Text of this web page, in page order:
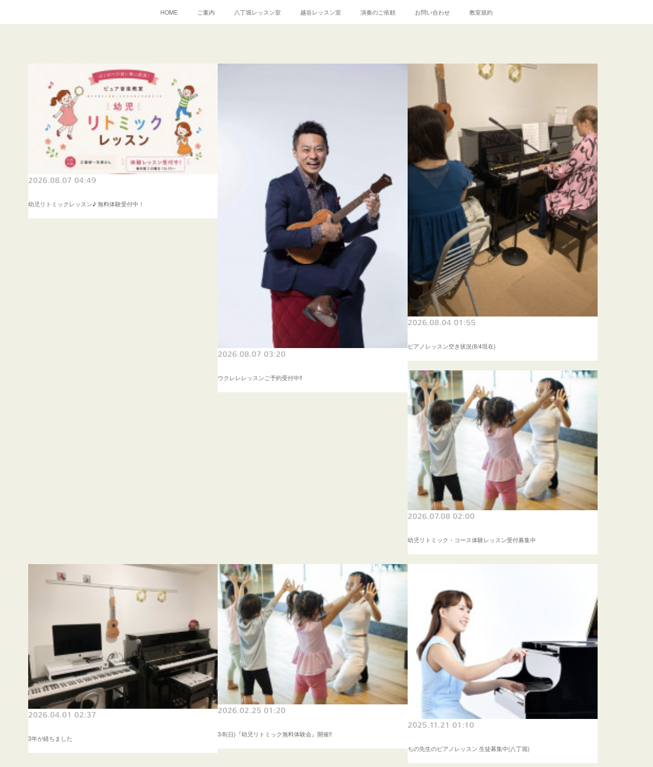
HOME ご案内 八丁堀レッスン室 越谷レッスン室 演奏のご依頼 お問い合わせ 教室規約
2026.08.07 04:49
幼児リトミックレッスン♪ 無料体験受付中！
2026.08.07 03:20
ウクレレレッスンご予約受付中‼️
2026.08.04 01:55
ピアノレッスン空き状況(8/4現在)
2026.07.08 02:00
幼児リトミック・コース体験レッスン受付募集中
2026.04.01 02:37
3年が経ちました
2026.02.25 01:20
3/8(日)『幼児リトミック無料体験会』開催‼️
2025.11.21 01:10
ちの先生のピアノレッスン 生徒募集中(八丁堀)